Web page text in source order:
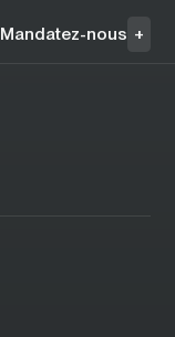
Mandatez-nous +